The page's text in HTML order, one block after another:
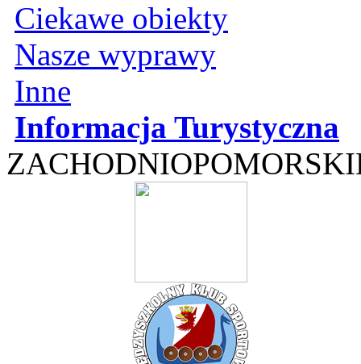
Ciekawe obiekty
Nasze wyprawy
Inne
Informacja Turystyczna